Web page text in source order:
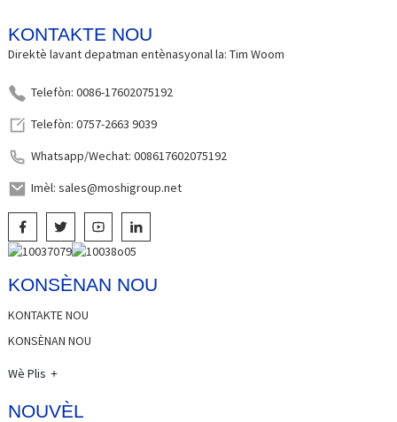
KONTAKTE NOU
Direktè lavant depatman entènasyonal la: Tim Woom
Telefòn: 0086-17602075192
Telefòn: 0757-2663 9039
Whatsapp/Wechat: 008617602075192
Imèl: sales@moshigroup.net
KONSÈNAN NOU
KONTAKTE NOU
KONSÈNAN NOU
Wè Plis
NOUVÈL